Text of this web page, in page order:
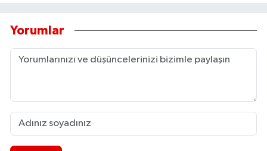
Yorumlar